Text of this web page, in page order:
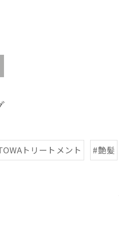
トリートメント #艶髪